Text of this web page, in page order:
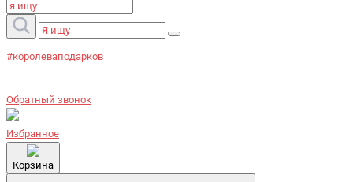
#королеваподарков
Обратный звонок
Избранное
Корзина